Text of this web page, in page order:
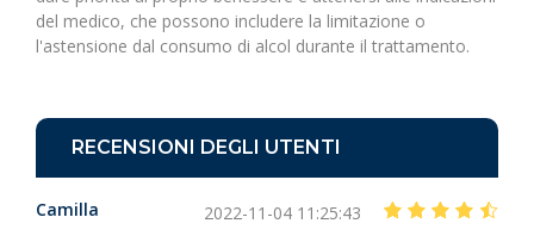
del medico, che possono includere la limitazione o
l'astensione dal consumo di alcol durante il trattamento.
RECENSIONI DEGLI UTENTI
Camilla 2022-11-04 11:25:43